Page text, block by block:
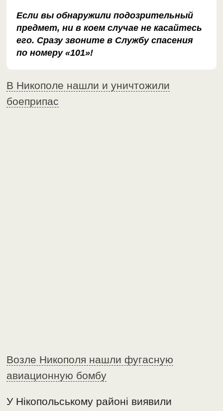
Если вы обнаружили подозрительный
предмет, ни в коем случае не касайтесь
его. Сразу звоните в Службу спасения
по номеру «101»!
В Никополе нашли и уничтожили
боеприпас
Возле Никополя нашли фугасную
авиационную бомбу
У Нікопольському районі виявили